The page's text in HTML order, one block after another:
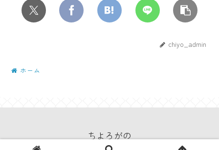
chiyo_admin
ホーム
ちよろがの